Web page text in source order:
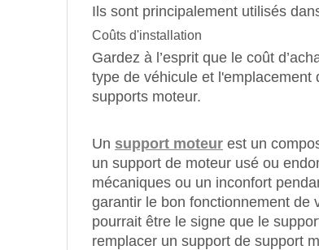
Ils sont principalement utilisés
Coûts d'installation
Gardez à l’esprit que le coût
type de véhicule et
supports moteur.
Un support moteur est un
un support de moteur usé ou
mécaniques ou un inconfort
garantir le bon fonctionnement de
pourrait être le signe que le
remplacer un support de support